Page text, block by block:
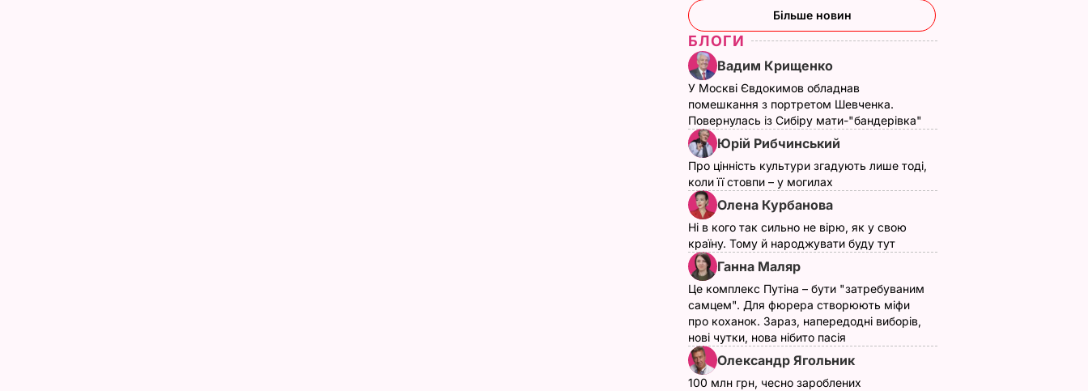
Більше новин
БЛОГИ
Вадим Крищенко
У Москві Євдокимов обладнав
помешкання з портретом Шевченка.
Повернулась із Сибіру мати-"бандерівка"
Юрій Рибчинський
Про цінність культури згадують лише тоді,
коли її стовпи – у могилах
Олена Курбанова
Ні в кого так сильно не вірю, як у свою
країну. Тому й народжувати буду тут
Ганна Маляр
Це комплекс Путіна – бути "затребуваним
самцем". Для фюрера створюють міфи
про коханок. Зараз, напередодні виборів,
нові чутки, нова нібито пасія
Олександр Ягольник
100 млн грн, чесно зароблених